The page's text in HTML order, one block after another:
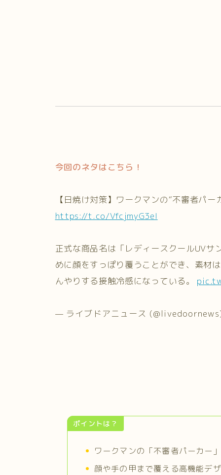
今回のネタはこちら！
【日焼け対策】ワークマンの“不審者パ
https://t.co/VfcjmyG3eI
正式な商品名は「レディースクールUVサ
めに顔をすっぽり覆うことができ、素材
んやりする接触冷感になっている。
— ライブドアニュース
ポイントは？
ワークマンの「不審者パーカー
顔や手の甲まで覆える高機能デ